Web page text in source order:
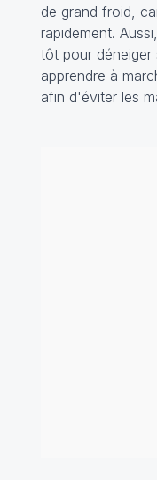
de grand froid,
rapidement.
tôt pour déneiger
apprendre à
afin d'éviter les